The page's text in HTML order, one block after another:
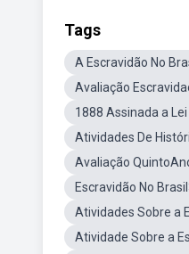
Tags
A Escravidão No
Avaliação
1888 Assinada a
Atividades De
Avaliação
Escravidão No
Atividades Sobre a
Atividade Sobre a